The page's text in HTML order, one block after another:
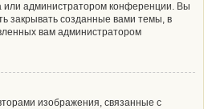
администратором конференции. Вы
закрывать созданные вами темы, в
вам администратором
изображения, связанные с